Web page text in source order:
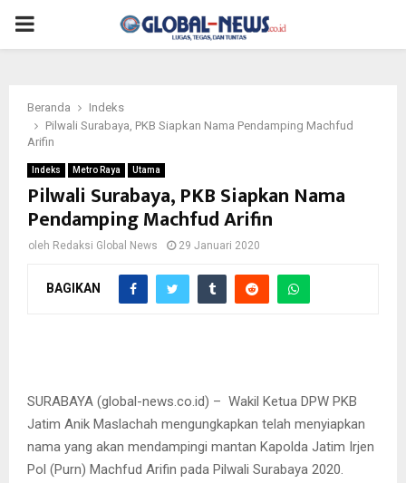
PRIMARY
Beranda
Indeks
Pilwali Surabaya, PKB Siapkan Nama Pendamping Machfud
Arifin
Indeks Metro Raya Utama
Pilwali Surabaya, PKB Siapkan Nama
Pendamping Machfud Arifin
oleh Redaksi Global News 29 Januari 2020
BAGIKAN
SURABAYA (global-news.co.id) – Wakil Ketua DPW PKB
Jatim Anik Maslachah mengungkapkan telah menyiapkan
nama yang akan mendampingi mantan Kapolda Jatim Irjen
Pol (Purn) Machfud Arifin pada Pilwali Surabaya 2020.